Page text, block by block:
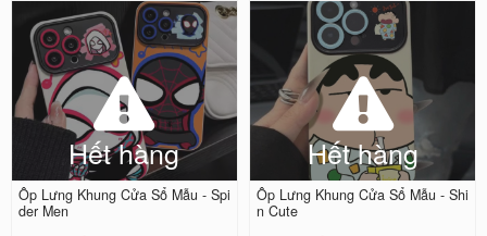
Hết hàng
Ốp Lưng Khung Cửa Sổ Mẫu - Spi
der Men
Hết hàng
Ốp Lưng Khung Cửa Sổ Mẫu - Shi
n Cute